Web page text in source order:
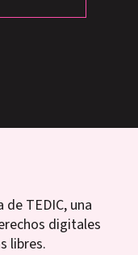
TEDIC, una
digitales
libres.